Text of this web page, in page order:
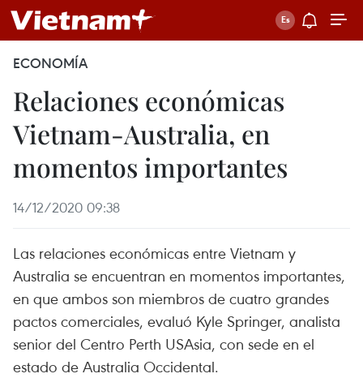
ECONOMÍA
Relaciones económicas
Vietnam-Australia, en
momentos importantes
14/12/2020 09:38
Las relaciones económicas entre Vietnam y
Australia se encuentran en momentos importantes,
en que ambos son miembros de cuatro grandes
pactos comerciales, evaluó Kyle Springer, analista
senior del Centro Perth USAsia, con sede en el
estado de Australia Occidental.